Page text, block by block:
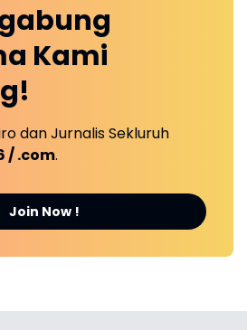
Kami
dan Jurnalis Sekluruh
/ .com.
Join Now !